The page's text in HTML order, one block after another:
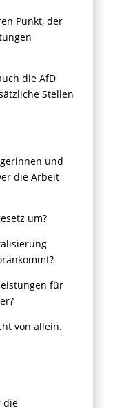
Punkt, der
die AfD
Stellen
und
die Arbeit
um?
für
von allein.
die